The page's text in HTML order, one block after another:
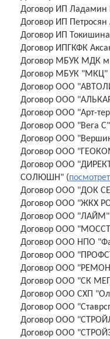
Договор ИП Ладамин
Договор ИП Петросян
Договор ИП
Договор ИПГКФК
Договор МБУК МДК
Договор МБУК "МКЦ"
Договор ООО
Договор ООО
Договор ООО "Арт-
Договор ООО "Вега
Договор ООО
Договор ООО
Договор ООО
СОЛЮШН" (
Договор ООО "ДОК
Договор ООО "ЖКХ
Договор ООО "ЛАЙМ"
Договор ООО
Договор ООО НПО
Договор ООО
Договор ООО
Договор ООО "СК
Договор ООО СХП
Договор ООО
Договор ООО
Договор ООО